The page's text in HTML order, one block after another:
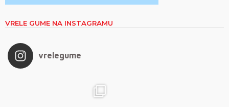
VRELE GUME NA INSTAGRAMU
vrelegume